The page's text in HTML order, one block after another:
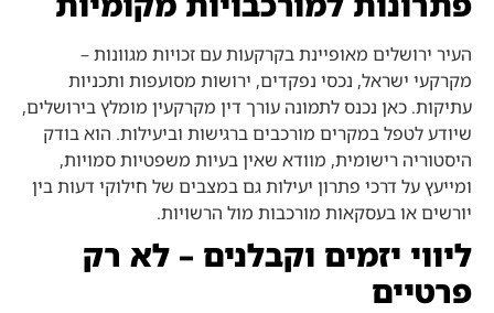
העיר ירושלים מאופיינת בקרקעות עם זכויות מגוונות –
מקרקעי ישראל, נכסי נפקדים, ירושות מסועפות ותכניות
עתיקות. כאן נכנס לתמונה עורך דין מקרקעין מומלץ בירושלים,
שיודע לטפל במקרים מורכבים ברגישות וביעילות. הוא בודק
היסטוריה רישומית, מוודא שאין בעיות משפטיות סמויות,
ומייעץ על דרכי פתרון יעילות גם במצבים של חילוקי דעות בין
יורשים או בעסקאות מורכבות מול הרשויות.
ליווי יזמים וקבלנים – לא רק
פרטיים